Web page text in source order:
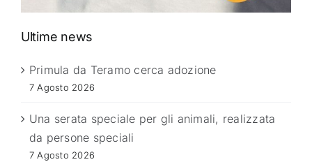
Ultime news
Primula da Teramo cerca adozione
7 Agosto 2026
Una serata speciale per gli animali, realizzata
da persone speciali
7 Agosto 2026